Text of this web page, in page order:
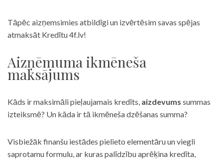
Tāpēc aizņemsimies atbildīgi un izvērtēsim savas spējas
atmaksāt Kredītu 4f.lv!
Aizņēmuma ikmēneša
maksājums
Kāds ir maksimāli pieļaujamais kredīts, aizdevums summas
izteiksmē? Un kāda ir tā ikmēneša dzēšanas summa?
Visbiežāk finanšu iestādes pielieto elementāru un viegli
saprotamu formulu, ar kuras palīdzību aprēķina kredīta,